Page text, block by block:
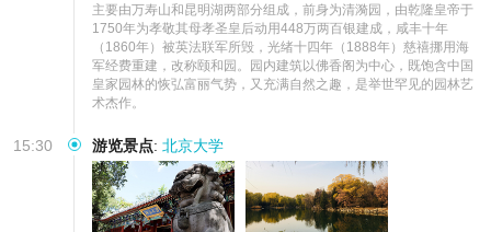
主要由万寿山和昆明湖两部分组成，前身为清漪园，由乾隆皇帝于
1750年为孝敬其母孝圣皇后动用448万两百银建成，咸丰十年
（1860年）被英法联军所毁，光绪十四年（1888年）慈禧挪用海
军经费重建，改称颐和园。园内建筑以佛香阁为中心，既饱含中国
皇家园林的恢弘富丽气势，又充满自然之趣，是举世罕见的园林艺
术杰作。
15:30 游览景点: 北京大学